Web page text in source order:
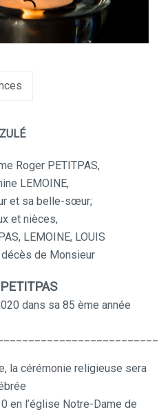
Roger PETITPAS,
LEMOINE,
et sa belle-sœur;
et nièces,
LEMOINE, LOUIS
de Monsieur
dans sa 85 ème année
la cérémonie religieuse sera
en l’église Notre-Dame de